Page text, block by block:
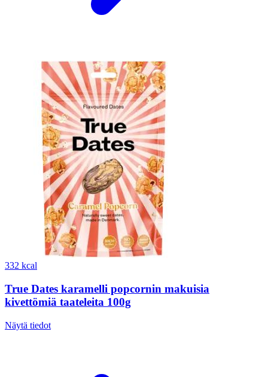
332 kcal
True Dates karamelli popcornin makuisia
kivettömiä taateleita 100g
Näytä tiedot